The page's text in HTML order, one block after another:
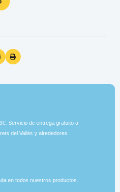
Servicio de entrega gratuito a
del Vallés y alrededores.
en todos nuestros productos.